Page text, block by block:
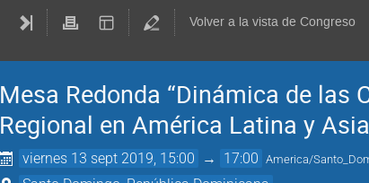
Volver a la vista de Congreso
Mesa Redonda “Dinámica de las
Regional en América Latina y
viernes 13 sept 2019, 15:00 → 17:00 America/